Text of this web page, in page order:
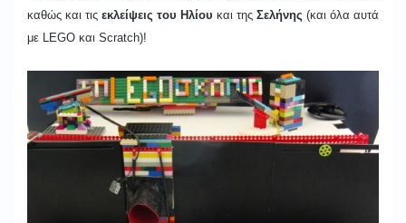
καθώς και τις εκλείψεις του Ηλίου και της Σελήνης (και όλα αυτά
με LEGO και Scratch)!